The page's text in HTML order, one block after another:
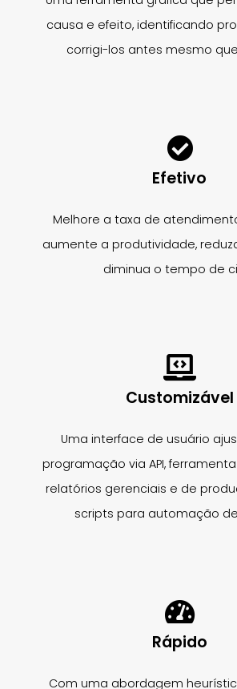
causa e efeito, identificando
corrigi-los antes mesmo
Efetivo
Melhore a taxa de
aumente a produtividade,
diminua o tempo de
Customizável
Uma interface de usuário
programação via API,
relatórios gerenciais e de
scripts para automação
Rápido
Com uma abordagem